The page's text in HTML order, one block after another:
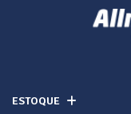
ESTOQUE